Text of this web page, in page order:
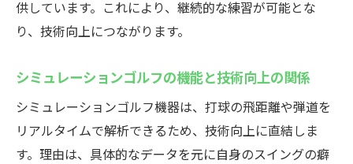
供しています。これにより、継続的な練習が可能とな
り、技術向上につながります。
シミュレーションゴルフの機能と技術向上の関係
シミュレーションゴルフ機器は、打球の飛距離や弾道を
リアルタイムで解析できるため、技術向上に直結しま
す。理由は、具体的なデータを元に自身のスイングの癖